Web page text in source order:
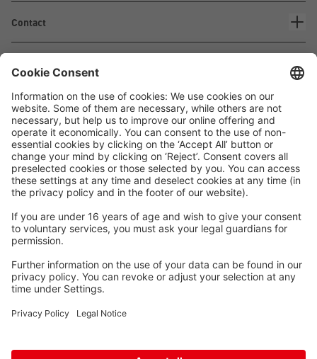
Contact
Waskönig+Walter
Kabel-Werk GmbH u. Co. KG
Ostermoorstraße 77
26683 Saterland
Telefoon +49 4498 88-0
Fax +49 4498 88-900
info[att]waskoenig.de
Volg ons: